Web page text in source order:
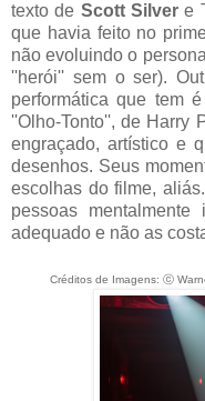
texto de Scott Silvere
que havia feito no
não evoluindo o
''herói'' sem o ser).
performática que tem
''Olho-Tonto'', de Harry
engraçado, artístico e
desenhos. Seus
escolhas do filme,
pessoas mentalmente
adequado e não as
Créditos de Imagens: ⓒ